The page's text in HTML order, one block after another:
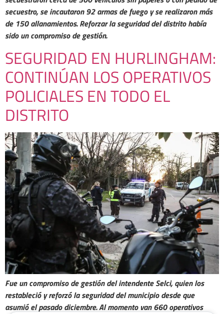
secuestro, se incautaron 92 armas de fuego y se realizaron más
de 150 allanamientos. Reforzar la seguridad del distrito había
sido un compromiso de gestión.
SEGURIDAD EN HURLINGHAM:
CONTINÚAN LOS OPERATIVOS
POLICIALES EN TODO EL
DISTRITO
Fue un compromiso de gestión del intendente Selci, quien los
restableció y reforzó la seguridad del municipio desde que
asumió el pasado diciembre. Al momento van 660 operativos